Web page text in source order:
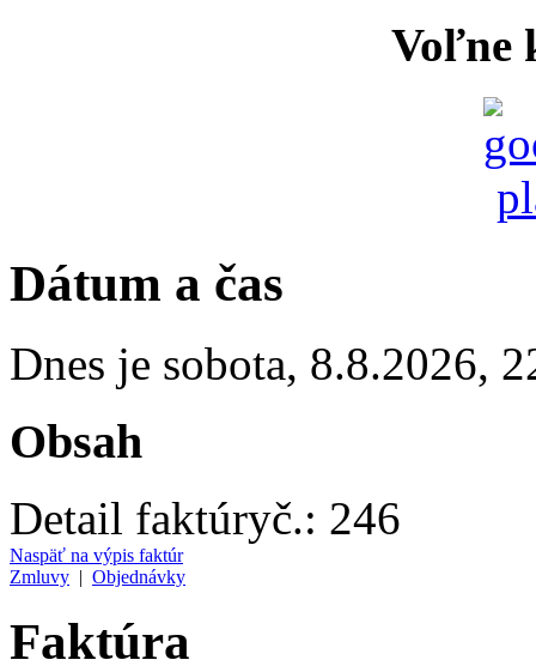
Voľne
Dátum a čas
Dnes je sobota, 8.8.2026,
Obsah
Detail faktúryč.: 246
Naspäť na výpis faktúr
Zmluvy | Objednávky
Faktúra